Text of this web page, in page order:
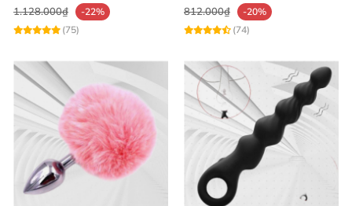
1.128.000₫
-22%
(75)
812.000₫
-20%
(74)